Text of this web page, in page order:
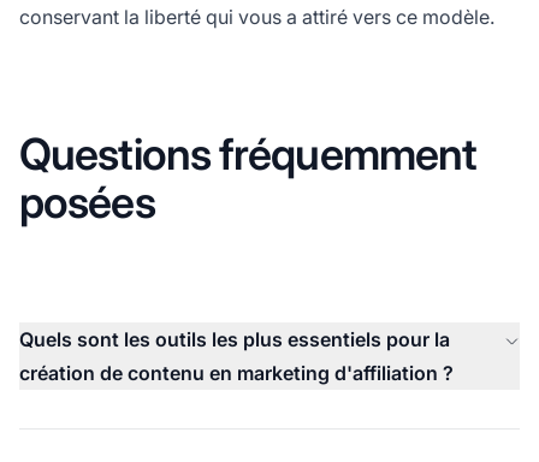
conservant la liberté qui vous a attiré vers ce modèle.
Questions fréquemment
posées
Quels sont les outils les plus essentiels pour la
création de contenu en marketing d'affiliation ?